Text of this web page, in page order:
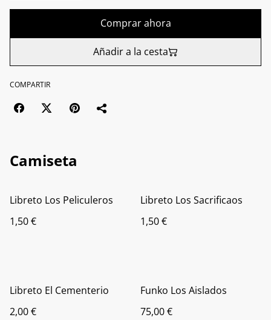
Comprar ahora
Añadir a la cesta
COMPARTIR
Camiseta
Libreto Los Peliculeros
1,50 €
Libreto Los Sacrificaos
1,50 €
Libreto El Cementerio
2,00 €
Funko Los Aislados
75,00 €